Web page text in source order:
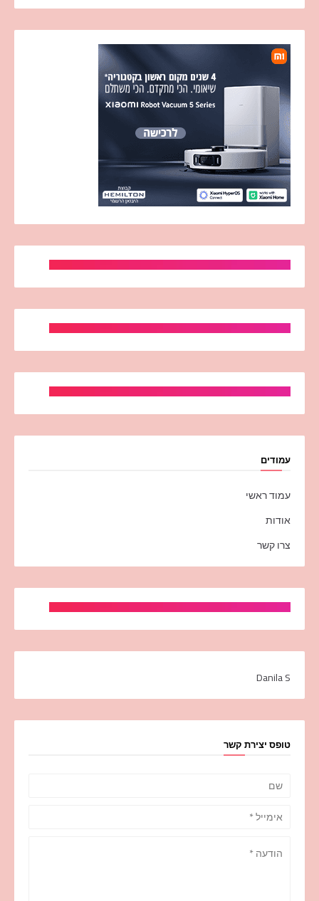
עמודים
עמוד ראשי
אודות
צרו קשר
Danila S
טופס יצירת קשר